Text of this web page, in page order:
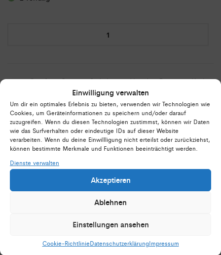
Einwilligung verwalten
Um dir ein optimales Erlebnis zu bieten, verwenden wir Technologien wie
Cookies, um Geräteinformationen zu speichern und/oder darauf
zuzugreifen. Wenn du diesen Technologien zustimmst, können wir Daten
wie das Surfverhalten oder eindeutige IDs auf dieser Website
verarbeiten. Wenn du deine Einwillligung nicht erteilst oder zurückziehst,
können bestimmte Merkmale und Funktionen beeinträchtigt werden.
Dienste verwalten
Akzeptieren
Ablehnen
Einstellungen ansehen
Cookie-RichtlinieDatenschutzerklärungImpressum
&
Menge
t
n
a
v
TAGS:Crayfish,Saison 2026,beige,Hoodie,Fanwear,Krebs,
Kapuzenshirt,Klamotten,
Beschreibung
More Information